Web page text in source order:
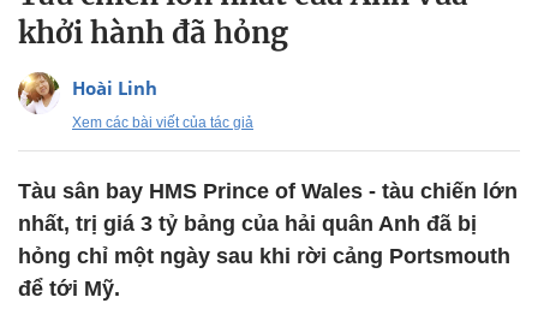
khởi hành đã hỏng
Hoài Linh
Xem các bài viết của tác giả
Tàu sân bay HMS Prince of Wales - tàu chiến lớn
nhất, trị giá 3 tỷ bảng của hải quân Anh đã bị
hỏng chỉ một ngày sau khi rời cảng Portsmouth
để tới Mỹ.